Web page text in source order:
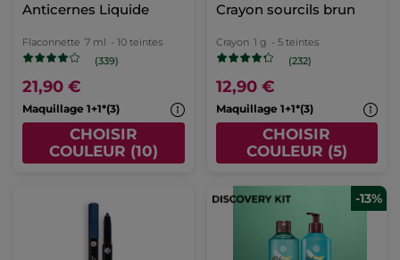
Anticernes Liquide
Flaconnette 7 ml - 10 teintes
(339)
21,90 €
Maquillage 1+1*(3)
CHOISIR
COULEUR (10)
Crayon sourcils brun
Crayon 1 g - 5 teintes
(232)
12,90 €
Maquillage 1+1*(3)
CHOISIR
COULEUR (5)
-13%